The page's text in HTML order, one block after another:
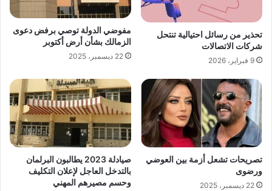
تحذير من رسائل احتيالية تنتحل
شركات الاتصالات
9 فبراير، 2026
مفوضي الدولة توصي برفض دعوى
الزمالك بشأن أرض أكتوبر
22 ديسمبر، 2025
تصريحات تشعل أزمة بين العوضي
ورضوى
22 ديسمبر، 2025
صيادلة 2023 يطالبون البرلمان
بالتدخل العاجل لإعلان التكليف
وحسم مصيرهم المهني